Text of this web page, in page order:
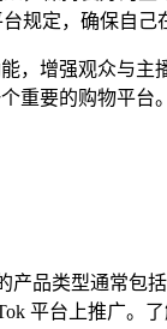
规定，确保自己
，增强观众与主
重要的购物平台
产品类型通常包
平台上推广。